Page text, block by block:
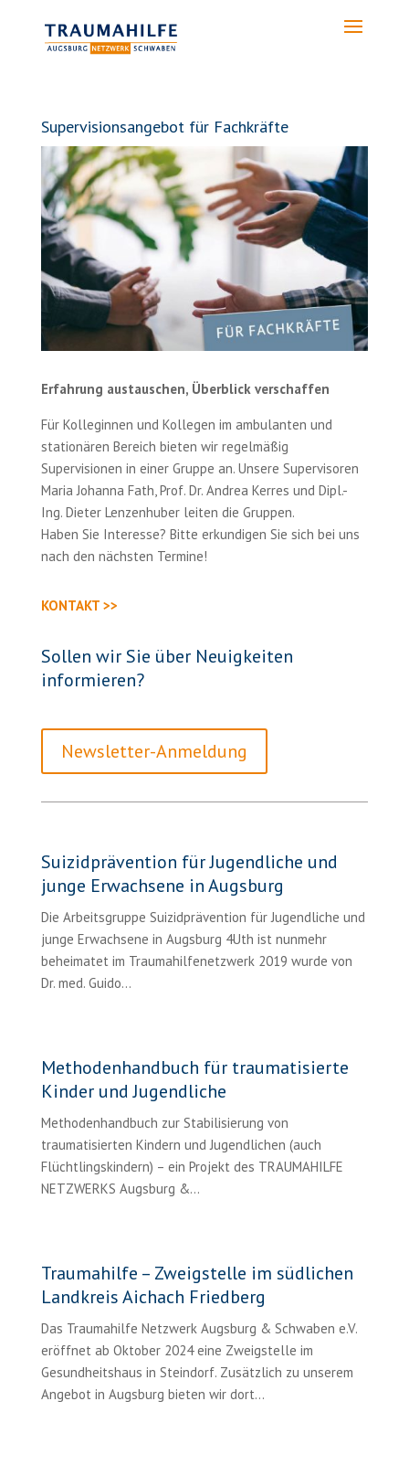
Supervisionsangebot für Fachkräfte
Erfahrung austauschen, Überblick verschaffen
Für Kolleginnen und Kollegen im ambulanten und
stationären Bereich bieten wir regelmäßig
Supervisionen in einer Gruppe an. Unsere Supervisoren
Maria Johanna Fath, Prof. Dr. Andrea Kerres und Dipl.-
Ing. Dieter Lenzenhuber leiten die Gruppen.
Haben Sie Interesse? Bitte erkundigen Sie sich bei uns
nach den nächsten Termine!
KONTAKT >>
Sollen wir Sie über Neuigkeiten
informieren?
Newsletter-Anmeldung
Suizidprävention für Jugendliche und
junge Erwachsene in Augsburg
Die Arbeitsgruppe Suizidprävention für Jugendliche und
junge Erwachsene in Augsburg 4Uth ist nunmehr
beheimatet im Traumahilfenetzwerk 2019 wurde von
Dr. med. Guido...
Methodenhandbuch für traumatisierte
Kinder und Jugendliche
Methodenhandbuch zur Stabilisierung von
traumatisierten Kindern und Jugendlichen (auch
Flüchtlingskindern) – ein Projekt des TRAUMAHILFE
NETZWERKS Augsburg &...
Traumahilfe – Zweigstelle im südlichen
Landkreis Aichach Friedberg
Das Traumahilfe Netzwerk Augsburg & Schwaben e.V.
eröffnet ab Oktober 2024 eine Zweigstelle im
Gesundheitshaus in Steindorf. Zusätzlich zu unserem
Angebot in Augsburg bieten wir dort…